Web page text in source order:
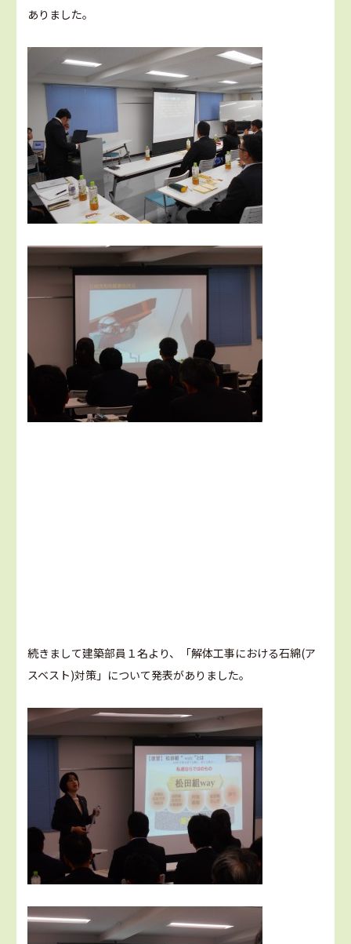
ありました。
続きまして建築部員１名より、「解体工事における石綿(ア
スベスト)対策」について発表がありました。